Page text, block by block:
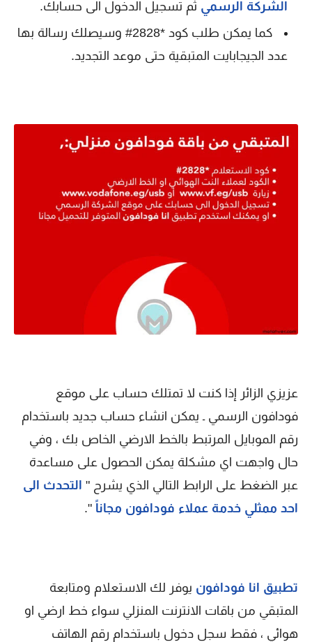
الشركة الرسمي ثم تسجيل الدخول الى حسابك.
كما يمكن طلب كود *2828# وسيصلك رسالة بها
عدد الجيجابايت المتبقية حتى موعد التجديد.
عزيزي الزائر إذا كنت لا تمتلك حساب على موقع
فودافون الرسمي ـ يمكن انشاء حساب جديد باستخدام
رقم الموبايل المرتبط بالخط الارضي الخاص بك ، وفي
حال واجهت اي مشكلة يمكن الحصول على مساعدة
عبر الضغط على الرابط التالي الذي يشرح " التحدث الى
احد ممثلي خدمة عملاء فودافون مجاناً ".
تطبيق انا فودافون يوفر لك الاستعلام ومتابعة
المتبقي من باقات الانترنت المنزلي سواء خط ارضي او
هوائي ، فقط سجل دخول باستخدام رقم الهاتف